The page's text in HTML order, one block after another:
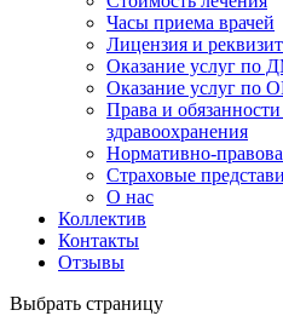
Часы приема врачей
Лицензия и
Оказание услуг по
Оказание услуг по
Права и
здравоохранения
Нормативно-
Страховые
О нас
Коллектив
Контакты
Отзывы
Выбрать страницу